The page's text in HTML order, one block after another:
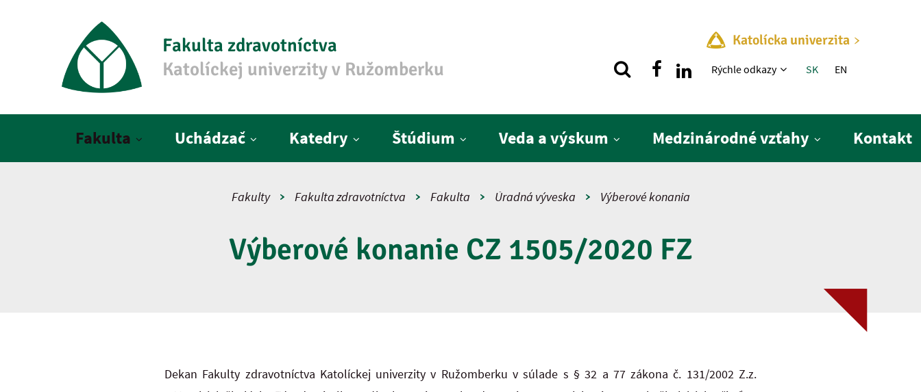
Fakulta zdravotníctva
Katolíckej univerzity v Ružomberku
Katolícka univerzita
Rýchle menu
Rýchle odkazy SK EN
Fakulta Uchádzač Katedry Štúdium Veda a výskum Medzinárodné vzťahy Kontakt
Fakulty Fakulta zdravotníctva Fakulta Úradná výveska Výberové konania
Výberové konanie CZ 1505/2020 FZ
Dekan Fakulty zdravotníctva Katolíckej univerzity v Ružomberku v súlade s § 32 a 77 zákona č. 131/2002 Z.z.